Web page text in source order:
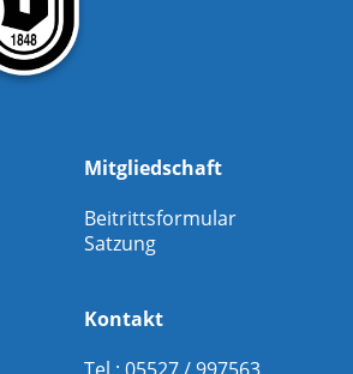
Mitgliedschaft
Beitrittsformular
Satzung
Kontakt